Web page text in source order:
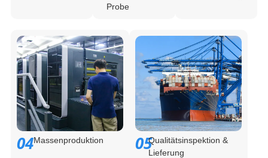
Probe
04Massenproduktion 05Qualitätsinspektion &
Lieferung